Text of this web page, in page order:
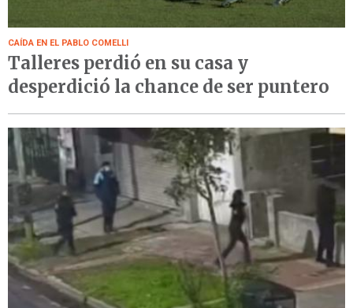
CAÍDA EN EL PABLO COMELLI
Talleres perdió en su casa y
desperdició la chance de ser puntero